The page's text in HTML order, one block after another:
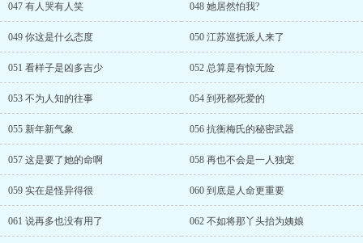
047 有人哭有人笑 048 她居然怕我?
049 你这是什么态度 050 江苏巡抚派人来了
051 看样子是凶多吉少 052 总算是有惊无险
053 不为人知的往事 054 到死都死爱的
055 新年新气象 056 抗衡梅氏的秘密武器
057 这是要了她的命啊 058 再也不会是一人独宠
059 实在是怪异得很 060 到底是人命更重要
061 说再多也没有用了 062 不如将那丫头抬为姨娘